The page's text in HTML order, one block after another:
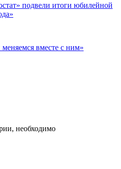
подвели итоги юбилейной
вместе с ним»
необходимо